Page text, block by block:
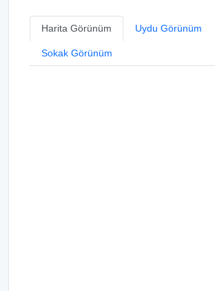
Harita Görünüm Uydu Görünüm
Sokak Görünüm